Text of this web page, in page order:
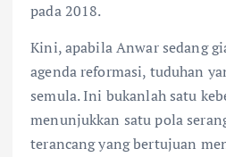
pada 2018.
Kini, apabila Anwar sedang
agenda reformasi, tuduhan
semula. Ini bukanlah satu
menunjukkan satu pola
terancang yang bertujuan